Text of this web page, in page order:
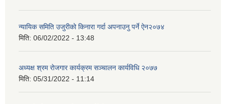
न्यायिक समिति उजुरीको किनारा गर्दा अपनाउनु पर्ने ऐन२०७४
मिति: 06/02/2022 - 13:48
अध्यक्ष श्रम रोजगार कार्यक्रम सञ्चालन कार्यविधि २०७७
मिति: 05/31/2022 - 11:14